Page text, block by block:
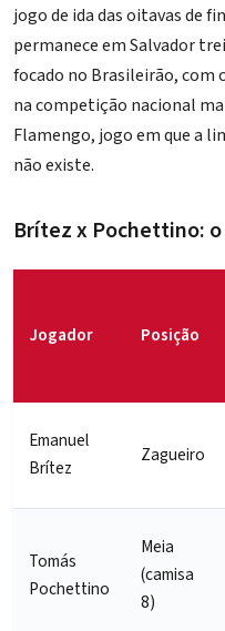
jogo de ida das oitavas de
permanece em Salvador
focado no Brasileirão, com
na competição nacional
Flamengo, jogo em que a
não existe.
Brítez x Pochettino:
Jogador Posição
Emanuel
Brítez
Zagueiro
Tomás
Pochettino
Meia
(camisa
8)